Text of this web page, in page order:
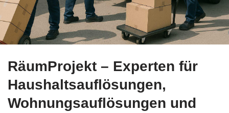
RäumProjekt – Experten für
Haushaltsauflösungen,
Wohnungsauflösungen und